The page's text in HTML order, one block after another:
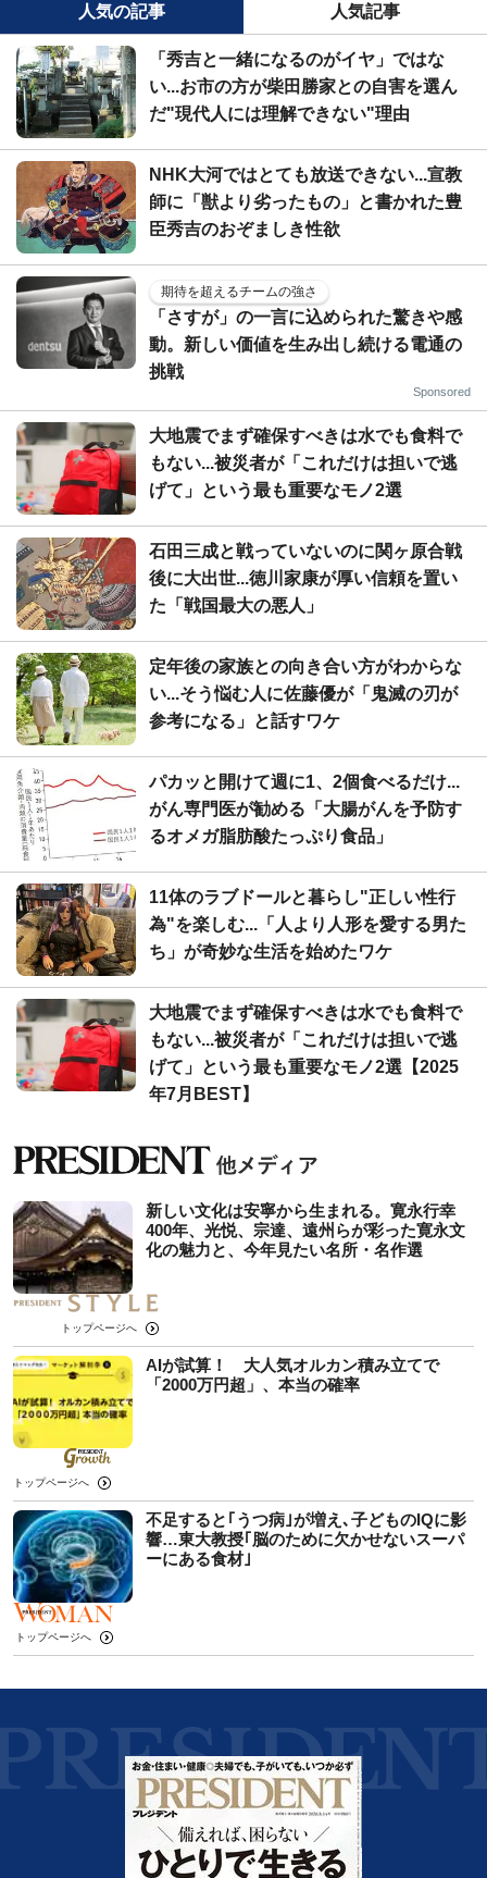
人気の記事 人気記事
「秀吉と一緒になるのがイヤ」ではな
い...お市の方が柴田勝家との自害を選ん
だ"現代人には理解できない"理由
NHK大河ではとても放送できない...宣教
師に「獣より劣ったもの」と書かれた豊
臣秀吉のおぞましき性欲
期待を超えるチームの強さ
「さすが」の一言に込められた驚きや感
動。新しい価値を生み出し続ける電通の
挑戦
Sponsored
大地震でまず確保すべきは水でも食料で
もない...被災者が「これだけは担いで逃
げて」という最も重要なモノ2選
石田三成と戦っていないのに関ヶ原合戦
後に大出世...徳川家康が厚い信頼を置い
た「戦国最大の悪人」
定年後の家族との向き合い方がわからな
い...そう悩む人に佐藤優が「鬼滅の刃が
参考になる」と話すワケ
パカッと開けて週に1、2個食べるだけ...
がん専門医が勧める「大腸がんを予防す
るオメガ脂肪酸たっぷり食品」
11体のラブドールと暮らし"正しい性行
為"を楽しむ...「人より人形を愛する男た
ち」が奇妙な生活を始めたワケ
大地震でまず確保すべきは水でも食料で
もない...被災者が「これだけは担いで逃
げて」という最も重要なモノ2選【2025
年7月BEST】
新しい文化は安寧から生まれる。寛永行幸
400年、光悦、宗達、遠州らが彩った寛永文
化の魅力と、今年見たい名所・名作選
トップページへ
AIが試算！ 大人気オルカン積み立てで
「2000万円超」、本当の確率
トップページへ
不足すると｢うつ病｣が増え､子どものIQに影
響…東大教授｢脳のために欠かせないスーパ
ーにある食材｣
トップページへ